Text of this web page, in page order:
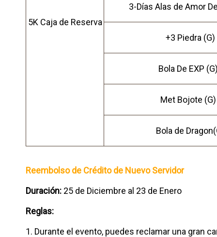
5K Caja de Reserva
3-Días Alas de Amor
+3 Piedra
Bola De EXP
Met Bojote
Bola de
Reembolso de Crédito de Nuevo Servidor
Duración: 25 de Diciembre al 23 de Enero
Reglas:
1. Durante el evento, puedes reclamar una gran